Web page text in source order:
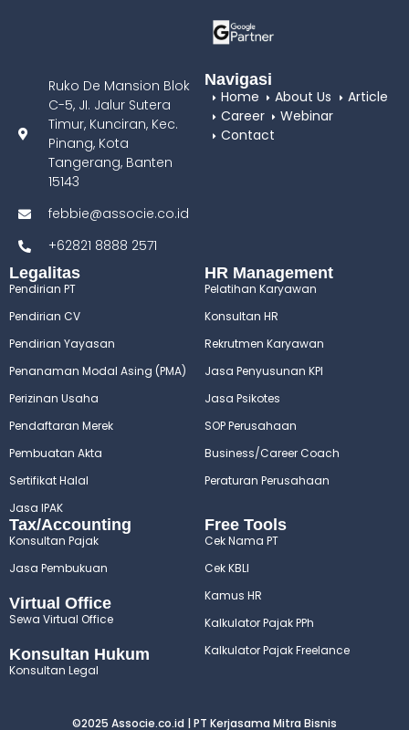
Ruko De Mansion Blok
C-5, JI. Jalur Sutera
Timur, Kunciran, Kec.
Pinang, Kota
Tangerang, Banten
15143
febbie@associe.co.id
+62821 8888 2571
Navigasi
Home
About Us
Article
Career
Webinar
Contact
Legalitas
Pendirian PT
Pendirian CV
Pendirian Yayasan
Penanaman Modal Asing (PMA)
Perizinan Usaha
Pendaftaran Merek
Pembuatan Akta
Sertifikat Halal
Jasa IPAK
HR Management
Pelatihan Karyawan
Konsultan HR
Rekrutmen Karyawan
Jasa Penyusunan KPI
Jasa Psikotes
SOP Perusahaan
Business/Career Coach
Peraturan Perusahaan
Tax/Accounting
Virtual Office
Sewa Virtual Office
Konsultan Hukum
Konsultan Pajak
Jasa Pembukuan
Konsultan Legal
Free Tools
Cek Nama PT
Cek KBLI
Kamus HR
Kalkulator Pajak PPh
Kalkulator Pajak Freelance
©2025 Associe.co.id | PT Kerjasama Mitra Bisnis